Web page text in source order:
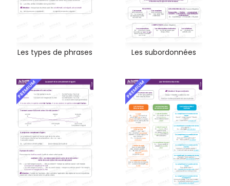
Les types de phrases Les subordonnées
PREMIUM PREMIUM